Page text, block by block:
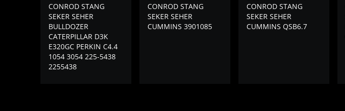
CONROD STANG
SEKER SEHER
BULLDOZER
CATERPILLAR D3K
E320GC PERKIN C4.4
1054 3054 225-5438
2255438
CONROD STANG
SEKER SEHER
CUMMINS 3901085
CONROD STANG
SEKER SEHER
CUMMINS QSB6.7